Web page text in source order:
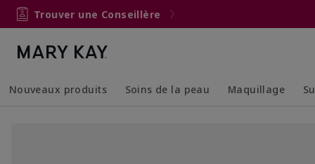
Trouver une Conseillère
Nouveaux produits Soins de la peau Maquillage